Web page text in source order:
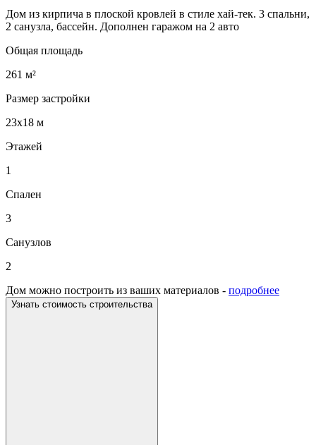
Дом из кирпича в плоской кровлей в стиле хай-тек. 3 спальни,
2 санузла, бассейн. Дополнен гаражом на 2 авто
Общая площадь
261 м²
Размер застройки
23х18 м
Этажей
1
Спален
3
Санузлов
2
Дом можно построить из ваших материалов - подробнее
Узнать стоимость строительства